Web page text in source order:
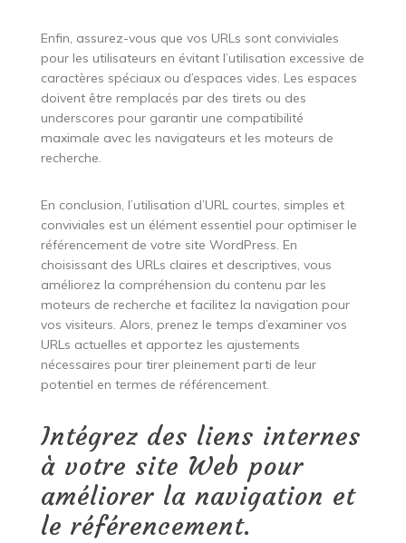
Enfin, assurez-vous que vos URLs sont conviviales
pour les utilisateurs en évitant l’utilisation excessive de
caractères spéciaux ou d’espaces vides. Les espaces
doivent être remplacés par des tirets ou des
underscores pour garantir une compatibilité
maximale avec les navigateurs et les moteurs de
recherche.
En conclusion, l’utilisation d’URL courtes, simples et
conviviales est un élément essentiel pour optimiser le
référencement de votre site WordPress. En
choisissant des URLs claires et descriptives, vous
améliorez la compréhension du contenu par les
moteurs de recherche et facilitez la navigation pour
vos visiteurs. Alors, prenez le temps d’examiner vos
URLs actuelles et apportez les ajustements
nécessaires pour tirer pleinement parti de leur
potentiel en termes de référencement.
Intégrez des liens internes
à votre site Web pour
améliorer la navigation et
le référencement.